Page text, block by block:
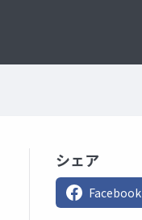
シェア
Facebook